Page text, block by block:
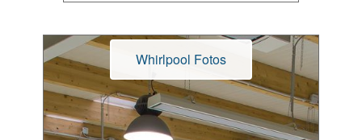
Whirlpool Fotos